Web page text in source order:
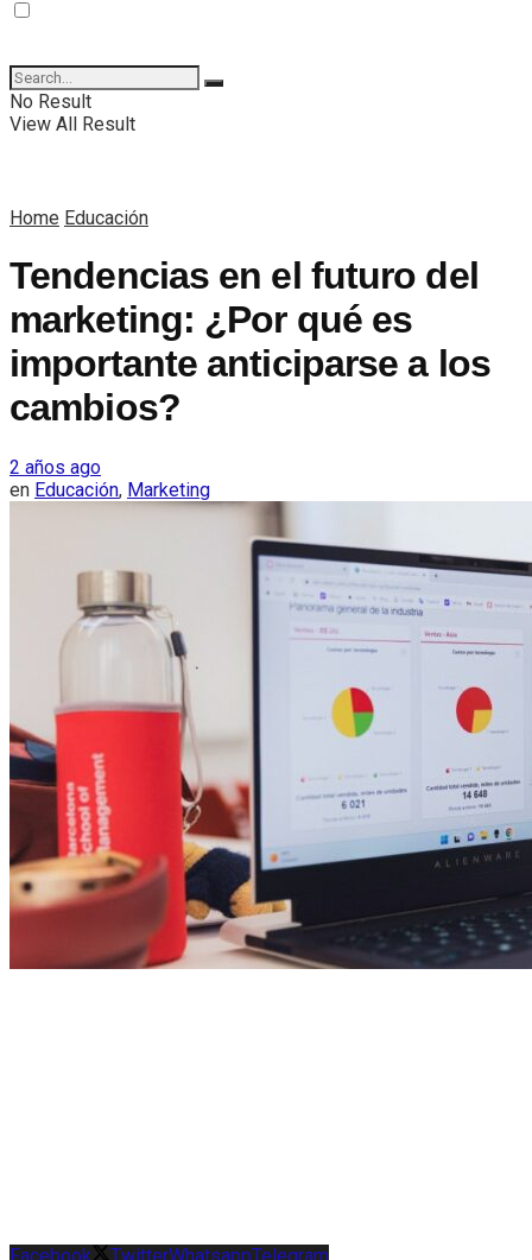
No Result
View All Result
Home Educación
Tendencias en el futuro del
marketing: ¿Por qué es
importante anticiparse a los
cambios?
2 años ago
en Educación, Marketing